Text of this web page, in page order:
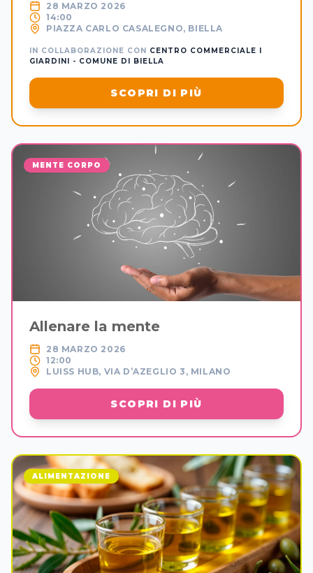
28 MARZO 2026
14:00
PIAZZA CARLO CASALEGNO, BIELLA
IN COLLABORAZIONE CON CENTRO COMMERCIALE I
GIARDINI - COMUNE DI BIELLA
SCOPRI DI PIÙ
MENTE CORPO
Allenare la mente
28 MARZO 2026
12:00
LUISS HUB, VIA D’AZEGLIO 3, MILANO
SCOPRI DI PIÙ
ALIMENTAZIONE